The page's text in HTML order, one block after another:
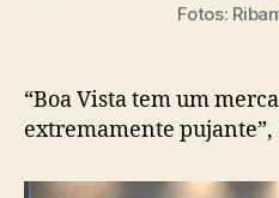
Fotos:
“Boa Vista tem um
extremamente